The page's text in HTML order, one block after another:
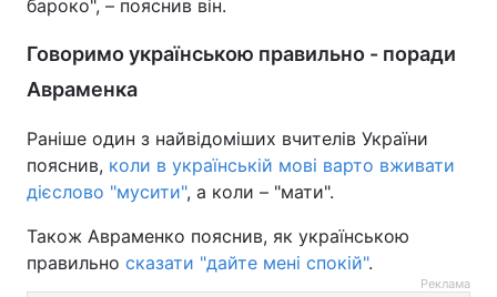
бароко", – пояснив він.
Говоримо українською правильно - поради
Авраменка
Раніше один з найвідоміших вчителів України
пояснив, коли в українській мові варто вживати
дієслово "мусити", а коли – "мати".
Також Авраменко пояснив, як українською
правильно сказати "дайте мені спокій".
Реклама